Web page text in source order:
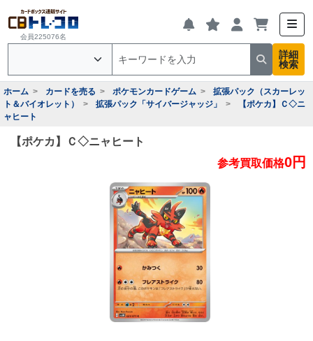
会員225076名
詳細
検索
ホーム カードを売る ポケモンカードゲーム
拡張パック（スカーレッ
ト＆バイオレット）
拡張パック「サイバージャッジ」
【ポケカ】Ｃ◇ニ
ャヒート
【ポケカ】Ｃ◇ニャヒート
参考買取価格0円